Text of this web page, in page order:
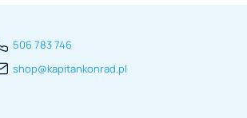
506 783 746
shop@kapitankonrad.pl